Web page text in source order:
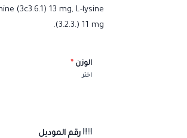
(3c3.6.1) 13 mg, L-lysine
(3.2.3.) 11 mg.
الوزن *
اختر
رقم الموديل